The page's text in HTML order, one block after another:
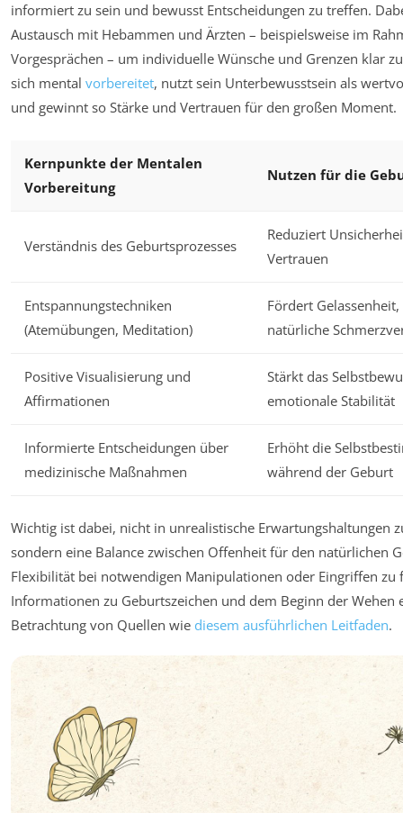
informiert zu sein und bewusst Entscheidungen zu treffen.
Austausch mit Hebammen und Ärzten – beispielsweise im
Vorgesprächen – um individuelle Wünsche und Grenzen klar
sich mental vorbereitet, nutzt sein Unterbewusstsein als
und gewinnt so Stärke und Vertrauen für den großen Moment.
Kernpunkte der Mentalen
Vorbereitung
Nutzen für die
Verständnis des Geburtsprozesses
Reduziert
Vertrauen
Entspannungstechniken
(Atemübungen, Meditation)
Fördert
natürliche
Positive Visualisierung und
Affirmationen
Stärkt das
emotionale Stabilität
Informierte Entscheidungen über
medizinische Maßnahmen
Erhöht die
während der Geburt
Wichtig ist dabei, nicht in unrealistische Erwartungshaltungen
sondern eine Balance zwischen Offenheit für den natürlichen
Flexibilität bei notwendigen Manipulationen oder Eingriffen zu
Informationen zu Geburtszeichen und dem Beginn der Wehen
Betrachtung von Quellen wie diesem ausführlichen Leitfaden.